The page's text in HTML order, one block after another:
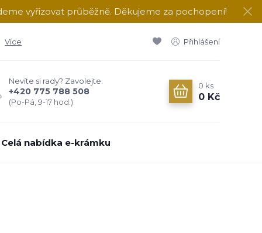
vyřizovat průběžně. Děkujeme za pochopení!
Více Přihlášení
Nevíte si rady? Zavolejte.
+420 775 788 508
(Po-Pá, 9-17 hod.)
0 ks
0 Kč
Celá nabídka e-krámku